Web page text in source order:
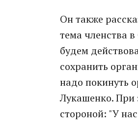
Он также
тема членства
будем
сохранить
надо покинуть
Лукашенко. При
стороной: "У